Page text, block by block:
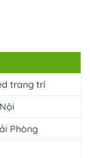
trang trí
Phòng